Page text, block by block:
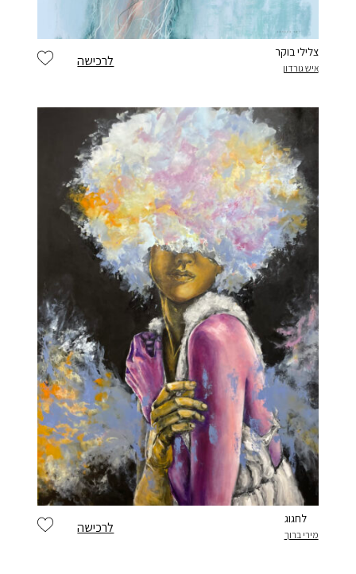
לרכישה
צלילי בוקר
איש גורדון
לרכישה
לחגוג
מירי ברוך